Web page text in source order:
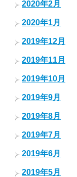
2020年2月
2020年1月
2019年12月
2019年11月
2019年10月
2019年9月
2019年8月
2019年7月
2019年6月
2019年5月